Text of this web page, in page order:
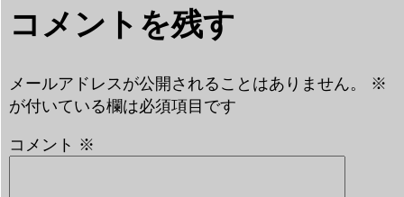
コメントを残す
メールアドレスが公開されることはありません。
※
が付いている欄は必須項目です
コメント ※